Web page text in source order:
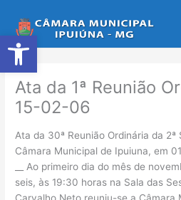
Abrir a barra de ferramentas
para
o
conteúdo
Ata da 1ª Reunião
15-02-06
Ata da 30ª Reunião Ordinária da
Câmara Municipal de Ipuiuna, em
__ Ao primeiro dia do mês de
seis, às 19:30 horas na Sala das
Carvalho Neto reuniu-se a Câmara